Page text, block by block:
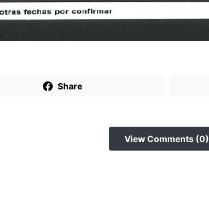
Share
View Comments (0)